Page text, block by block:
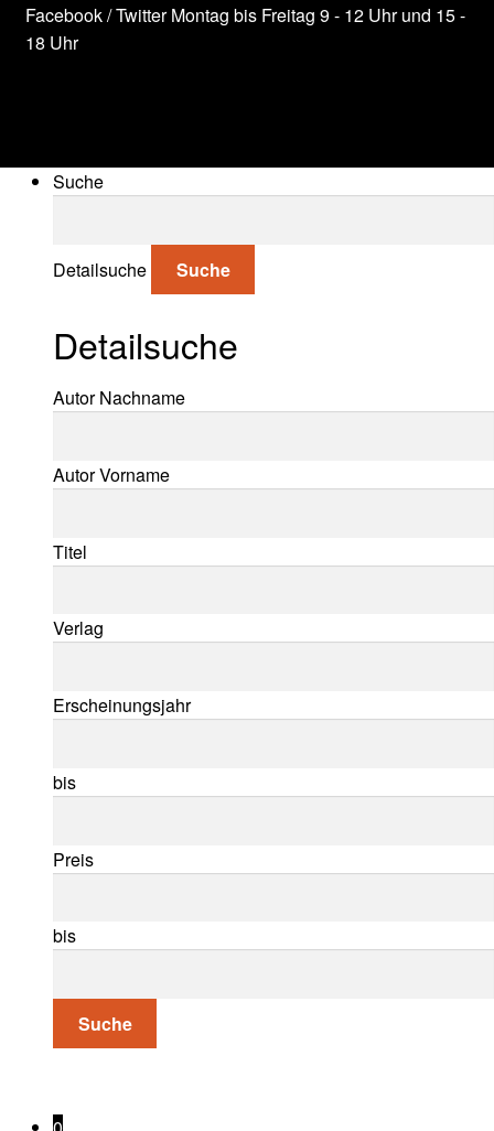
Facebook/Twitter Montag bis Freitag 9 - 12 Uhr und 15 -
18 Uhr
Suche
Detailsuche Suche
Detailsuche
Suche nach:
Autor Nachname
Autor Vorname
Titel
Verlag
Erscheinungsjahr
bis
Preis
bis
Suche